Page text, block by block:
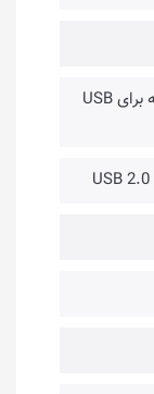
• سرعت فوق العاده تا 5 گیگابیت در ثانیه برای USB